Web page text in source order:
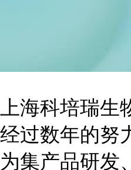
上海科培瑞生
经过数年的努
为集产品研发